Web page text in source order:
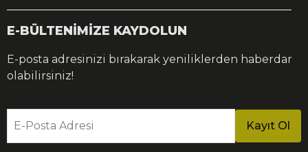
E-BÜLTENİMİZE KAYDOLUN
E-posta adresinizi bırakarak yeniliklerden haberdar
olabilirsiniz!
E-Posta Adresi Kayıt Ol